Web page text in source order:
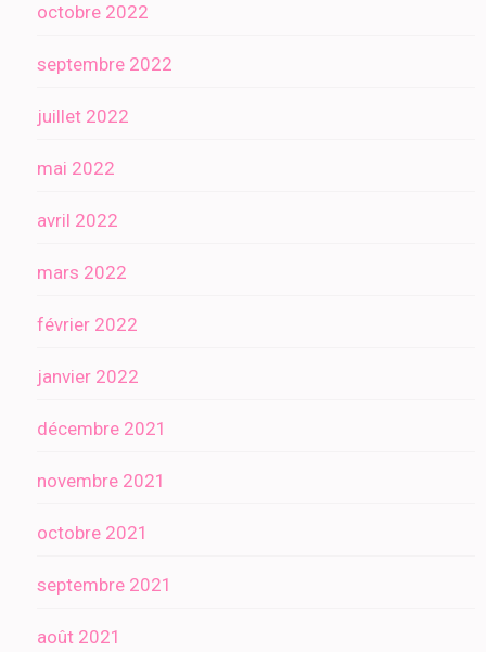
octobre 2022
septembre 2022
juillet 2022
mai 2022
avril 2022
mars 2022
février 2022
janvier 2022
décembre 2021
novembre 2021
octobre 2021
septembre 2021
août 2021